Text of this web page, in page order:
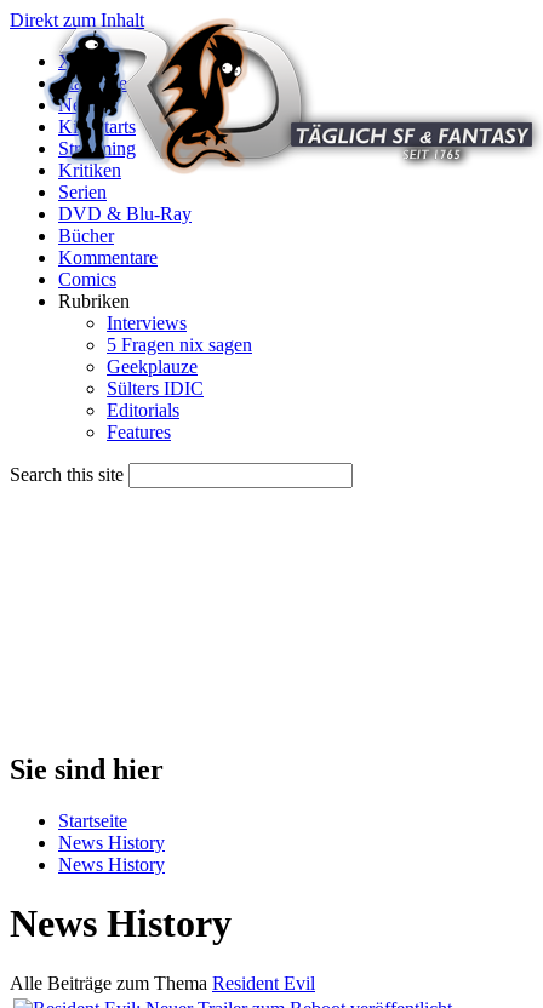
Direkt zum Inhalt
X
Startseite
News
Kinostarts
Streaming
Kritiken
Serien
DVD & Blu-Ray
Bücher
Kommentare
Comics
Rubriken
Interviews
5 Fragen nix sagen
Geekplauze
Sülters IDIC
Editorials
Features
Search this site
Sie sind hier
Startseite
News History
News History
News History
Alle Beiträge zum Thema Resident Evil